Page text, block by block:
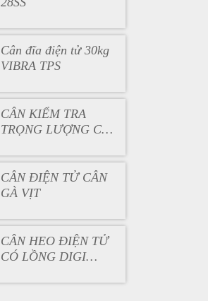
Cân đĩa điện tử 30kg
VIBRA TPS
CÂN KIỂM TRA
TRỌNG LƯỢNG CÓ
CÂN ĐIỆN TỬ CÂN
GÀ VỊT
CÂN HEO ĐIỆN TỬ
CÓ LỒNG DIGI